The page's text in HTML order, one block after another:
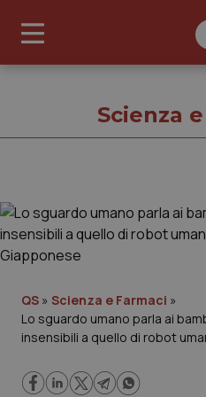
Cronache
Governo e Parlamento
Regioni e Asl
Lavoro e Professioni
Scienza
QS » Scienza e Farmaci »
Lo sguardo umano parla ai
insensibili a quello di robot